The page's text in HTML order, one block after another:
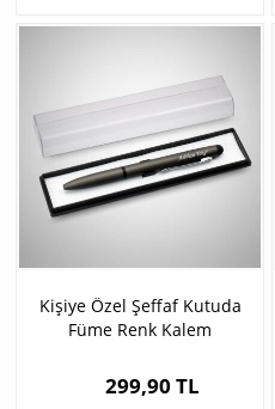
Kişiye Özel Şeffaf Kutuda
Füme Renk Kalem
299,90 TL